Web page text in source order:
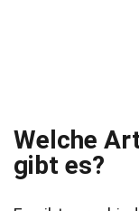
Welche
gibt es?